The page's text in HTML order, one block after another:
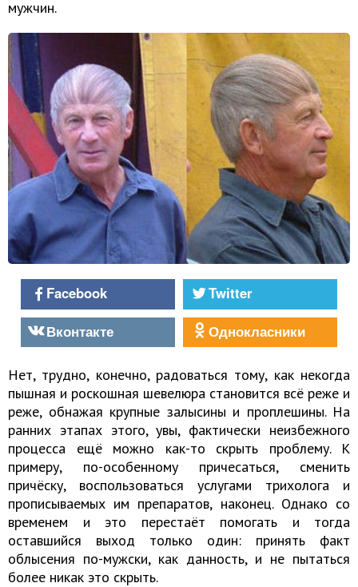
мужчин.
Facebook
Twitter
Вконтакте
Однокласники
Нет, трудно, конечно, радоваться тому, как некогда
пышная и роскошная шевелюра становится всё реже и
реже, обнажая крупные залысины и проплешины. На
ранних этапах этого, увы, фактически неизбежного
процесса ещё можно как-то скрыть проблему. К
примеру, по-особенному причесаться, сменить
причёску, воспользоваться услугами трихолога и
прописываемых им препаратов, наконец. Однако со
временем и это перестаёт помогать и тогда
оставшийся выход только один: принять факт
облысения по-мужски, как данность, и не пытаться
более никак это скрыть.